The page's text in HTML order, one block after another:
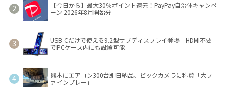
【今日から】最大30％ポイント還元！PayPay自治体キャンペ
ーン 2026年8月開始分
USB-Cだけで使える9.2型サブディスプレイ登場 HDMI不要
でPCケース内にも設置可能
熊本にエアコン300台即日納品、ビックカメラに称賛「大フ
ァインプレー」